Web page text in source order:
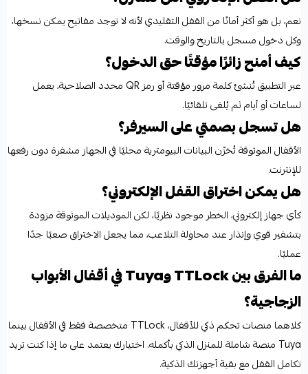
نعم، بل هو أكثر أمانًا من القفل التقليدي لأنه لا توجد مفاتيح يمكن نسخها،
وكل دخول مسجل بالتاريخ والوقت.
كيف أمنح زائرًا مؤقتًا حق الدخول؟
عبر التطبيق تُنشئ كلمة مرور مؤقتة أو رمز QR محدد الصلاحية، يعمل
لساعات أو أيام ثم يُلغى تلقائيًا.
هل تسجل بصمتي على السيرفر؟
الأقفال الموثوقة تُخزّن البيانات البيومترية محليًا في الجهاز مشفرة دون رفعها
للإنترنت.
هل يمكن اختراق القفل الإلكتروني؟
كأي جهاز إلكتروني، الخطر موجود نظريًا، لكن الموديلات الموثوقة مزودة
بتشفير قوي وإنذار عند محاولة التلاعب، مما يجعل الاختراق صعبًا جدًا
عمليًا.
ما الفرق بين TTLock وTuya في أقفال الأبواب
الزجاجية؟
كلاهما منصات تحكم ذكي للأقفال، TTLock متخصصة فقط في الأقفال بينما
Tuya منصة شاملة للمنزل الذكي بأكمله. اختيارك يعتمد على ما إذا كنت تريد
تكامل القفل مع بقية أجهزتك الذكية.